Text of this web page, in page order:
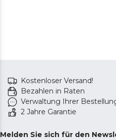
Kostenloser Versand!
Bezahlen in Raten
Verwaltung Ihrer
2 Jahre Garantie
Melden Sie sich für den